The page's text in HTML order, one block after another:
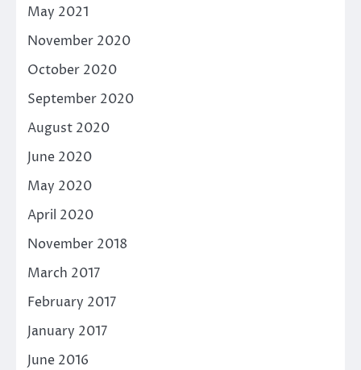
May 2021
November 2020
October 2020
September 2020
August 2020
June 2020
May 2020
April 2020
November 2018
March 2017
February 2017
January 2017
June 2016